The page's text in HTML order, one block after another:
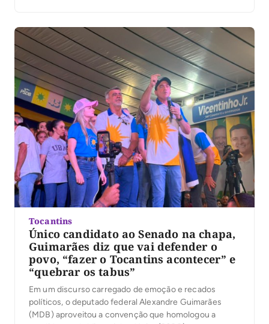
das candidaturas da coligação, […]
Tocantins
Único candidato ao Senado na chapa,
Guimarães diz que vai defender o
povo, “fazer o Tocantins acontecer” e
“quebrar os tabus”
Em um discurso carregado de emoção e recados
políticos, o deputado federal Alexandre Guimarães
(MDB) aproveitou a convenção que homologou a